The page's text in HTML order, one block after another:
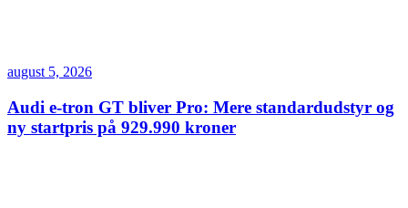
august 5, 2026
Audi e-tron GT bliver Pro: Mere standardudstyr og
ny startpris på 929.990 kroner